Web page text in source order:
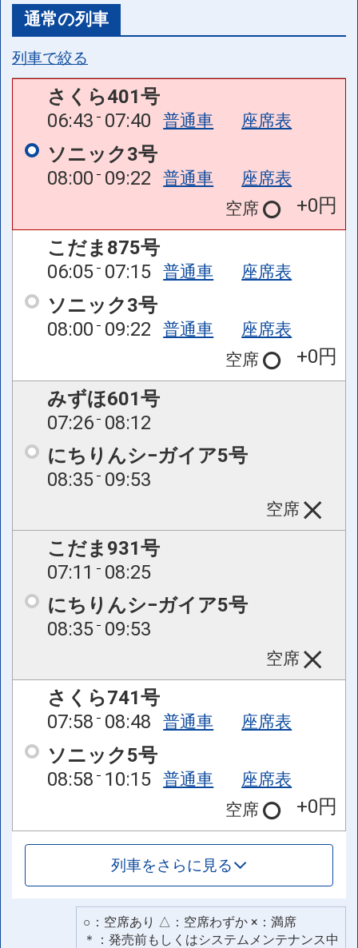
通常の列車
列車で絞る
さくら401号
06:43 07:40 普通車 座席表
ソニック3号
08:00 09:22 普通車
座席表
空席
+0円
こだま875号
06:05 07:15 普通車 座席表
ソニック3号
08:00 09:22 普通車
座席表
空席
+0円
みずほ601号
07:26 08:12
にちりんシ−ガイア5号
08:35 09:53
空席
こだま931号
07:11
08:25
にちりんシ−ガイア5号
08:35 09:53
空席
さくら741号
07:58 08:48 普通車 座席表
ソニック5号
08:58 10:15 普通車
座席表
空席
+0円
列車をさらに見る
○：空席あり △：空席わずか ×：満席
＊：発売前もしくはシステムメンテナンス中